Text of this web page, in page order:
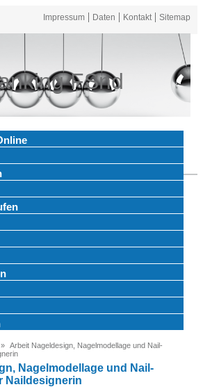
Impressum Daten Kontakt Sitemap
FSnd
Arbeit Nageldesign, Nagelmodellage und Nail-
Nagelmodellage und Nail-
Naildesignerin